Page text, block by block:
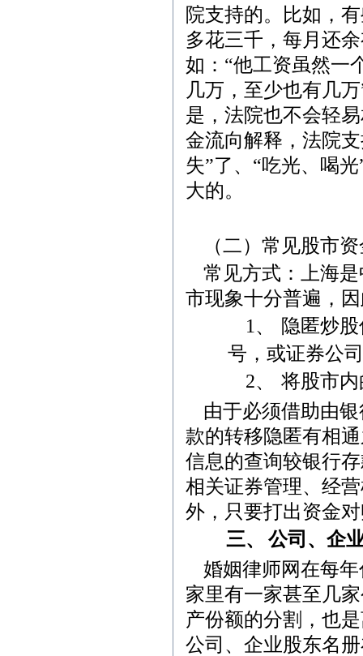
院支持的。比如，
多花三千，每月还
如：“他工资虽然一
几万，至少也有几
是，法院也不会轻
金流向解释，法院
失”了、“吃光、喝
大的。
（二）常见股市
常见方式：上海
市现象十分普遍，
1 、
隐匿炒
号，或证券公
2、
将股市
由于必须借助由
款的转移隐匿有相
信息的查询较银行
相关证券管理、经
外，只要打出资金
三、
公司、企
婚姻律师网在每
家里有一家甚至几
产份额的分割，也
公司、企业股东名